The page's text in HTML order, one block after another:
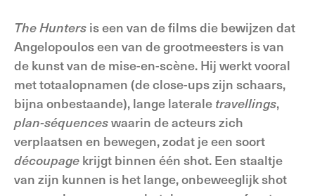
The Hunters is een van de films die bewijzen dat
Angelopoulos een van de grootmeesters is van
de kunst van de mise-en-scène. Hij werkt vooral
met totaalopnamen (de close-ups zijn schaars,
bijna onbestaande), lange laterale travellings,
plan-séquenceswaarin de acteurs zich
verplaatsen en bewegen, zodat je een soort
découpage krijgt binnen één shot. Een staaltje
van zijn kunnen is het lange, onbeweeglijk shot